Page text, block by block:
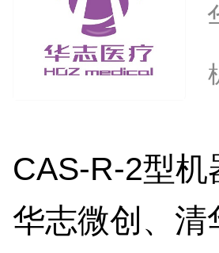
CAS-R-2型机
华志微创、清